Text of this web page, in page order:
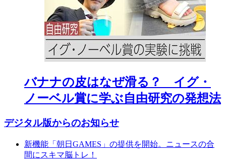
バナナの皮はなぜ滑る？ イグ・
ノーベル賞に学ぶ自由研究の発想法
デジタル版からのお知らせ
新機能「朝日GAMES」の提供を開始。ニュースの合
間にスキマ脳トレ！